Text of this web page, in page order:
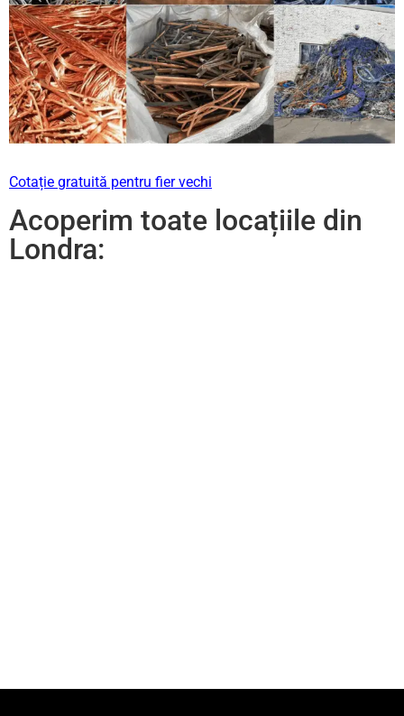
Cotație gratuită pentru fier vechi
Acoperim toate locațiile din
Londra: